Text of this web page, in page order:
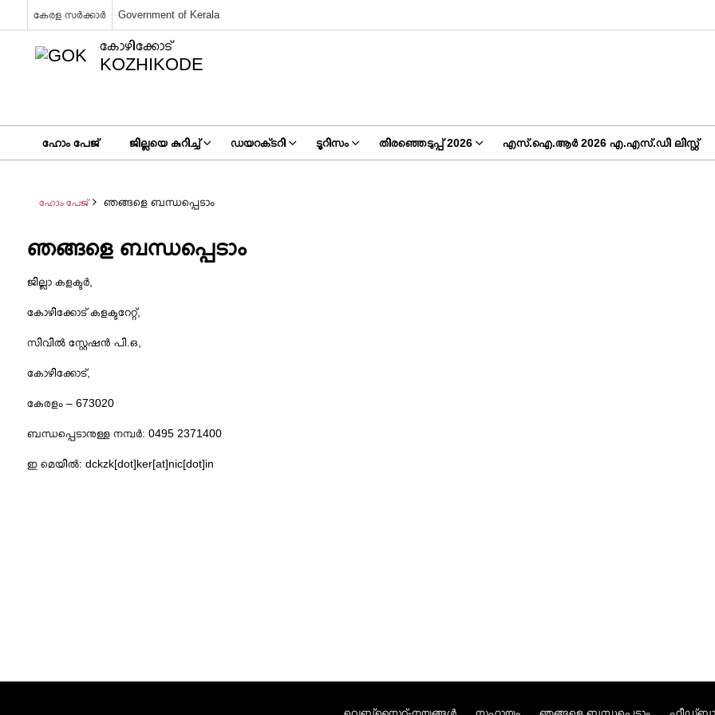
കേരള സർക്കാർ Government of Kerala
കോഴിക്കോട്
KOZHIKODE
ഹോം പേജ് ജില്ലയെ കുറിച്ച് ഡയറക്‌ടറി ടൂറിസം തിരഞ്ഞെടുപ്പ് 2026 എസ്.ഐ.ആർ 2026 എ.എസ്.ഡി ലിസ്റ്റ്
ഹോം പേജ് ഞങ്ങളെ ബന്ധപ്പെടാം
ഞങ്ങളെ ബന്ധപ്പെടാം
ജില്ലാ കളക്ടർ,
കോഴിക്കോട് കളക്ടറേറ്റ്,
സിവിൽ സ്റ്റേഷൻ പി.ഒ,
കോഴിക്കോട്,
കേരളം – 673020
ബന്ധപ്പെടാനുള്ള നമ്പർ: 0495 2371400
ഇ മെയിൽ: dckzk[dot]ker[at]nic[dot]in